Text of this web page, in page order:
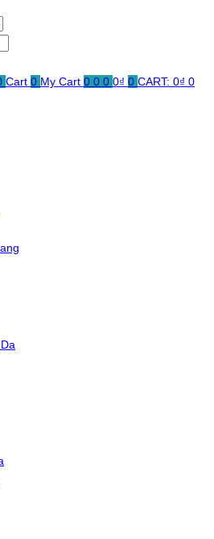
Cart 0 My Cart 0 0 0 0₫ 0 CART: 0₫ 0